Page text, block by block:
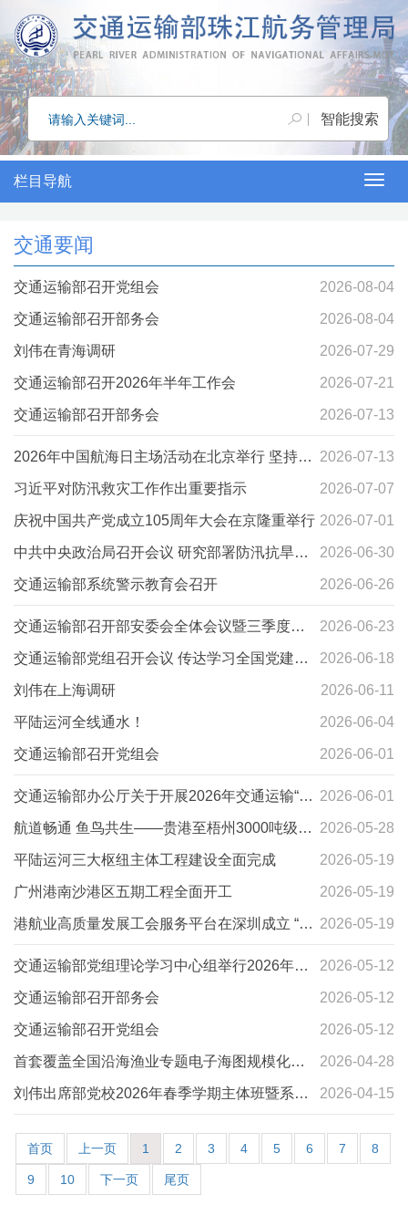
栏目导航
交通要闻
2026-08-04
交通运输部召开党组会
2026-08-04
交通运输部召开部务会
2026-07-29
刘伟在青海调研
2026-07-21
交通运输部召开2026年半年工作会
2026-07-13
交通运输部召开部务会
2026-07-13
2026年中国航海日主场活动在北京举行 坚持创
新引领互联互通开放合作 共同开创航运业发展
新局面 刘伟出席并致辞
2026-07-07
习近平对防汛救灾工作作出重要指示
2026-07-01
庆祝中国共产党成立105周年大会在京隆重举行
2026-06-30
中共中央政治局召开会议 研究部署防汛抗旱工
作 习近平主持会议 2026-06-26
交通运输部系统警示教育会召开
2026-06-23
交通运输部召开部安委会全体会议暨三季度交
通运输安全生产视频会议 2026-06-18
交通运输部党组召开会议 传达学习全国党建工
作座谈会精神 研究部署学习贯彻习近平党建思
想工作
2026-06-11
刘伟在上海调研
2026-06-04
平陆运河全线通水！
2026-06-01
交通运输部召开党组会
2026-06-01
交通运输部办公厅关于开展2026年交通运输“安
全生产月”活动的通知 2026-05-28
航道畅通 鱼鸟共生——贵港至梧州3000吨级航
道工程生态修复举措落地见效 2026-05-19
平陆运河三大枢纽主体工程建设全面完成
2026-05-19
广州港南沙港区五期工程全面开工
2026-05-19
港航业高质量发展工会服务平台在深圳成立 “工
会+安全”协同助力航企压实主体责任
2026-05-12
交通运输部党组理论学习中心组举行2026年第
四次集体学习 2026-05-12
交通运输部召开部务会
2026-05-12
交通运输部召开党组会
2026-04-28
首套覆盖全国沿海渔业专题电子海图规模化推
广 2026-04-15
刘伟出席部党校2026年春季学期主体班暨系统
首页 上一页 1 2 3 4 5 6 7 8
9 10 下一页 尾页